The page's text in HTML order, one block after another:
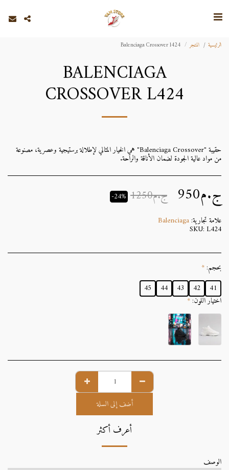
الرئيسية المتجر Balenciaga Crossover l424
BALENCIAGA
CROSSOVER L424
حقيبة "Balenciaga Crossover" هي الخيار المثالي لإطلالة برستيجية وعصرية، مصنوعة
من مواد عالية الجودة لضمان الأناقة والراحة.
ج.م950 ج.م1250
-24%
علامة تجارية: Balenciaga
SKU: L424
بحجم: *
41
42
43
44
45
اختيار اللون:*
أضف إلى السلة
أعرف أكثر
الوصف